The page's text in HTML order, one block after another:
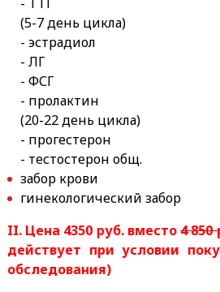
(5-7 день цикла)
- эстрадиол
- ЛГ
- ФСГ
- пролактин
(20-22 день цикла)
- прогестерон
- тестостерон общ.
забор крови
гинекологический забор
II. Цена 4350 руб. вместо4 850
действует при условии
обследования)